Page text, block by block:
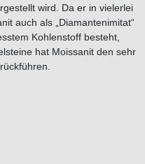
wird. Da er in vielerlei
auch als „Diamantenimitat“
Kohlenstoff besteht,
hat Moissanit den sehr